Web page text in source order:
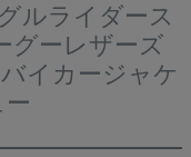
ルライダース
グーレザーズ
イカージャケ